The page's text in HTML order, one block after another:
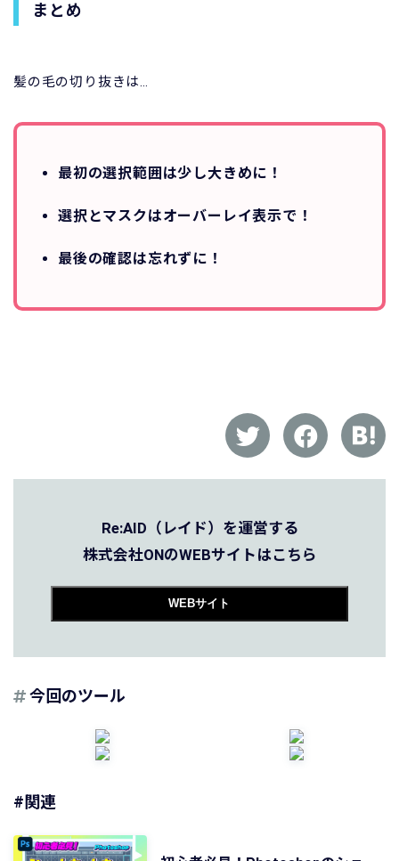
まとめ
髪の毛の切り抜きは…
最初の選択範囲は少し大きめに！
選択とマスクはオーバーレイ表示で！
最後の確認は忘れずに！
Re:AID（レイド）を運営する
株式会社ONのWEBサイトはこちら
WEBサイト
今回のツール
#関連